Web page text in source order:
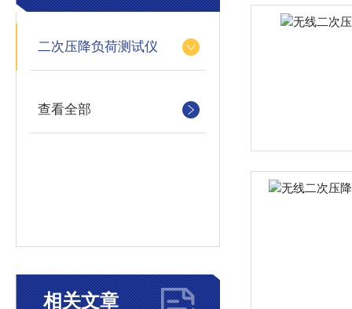
二次压降负荷测试仪
查看全部
相关文章